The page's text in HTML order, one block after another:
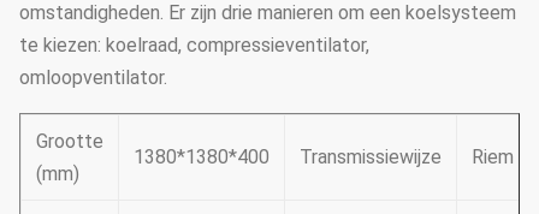
omstandigheden. Er zijn drie manieren om een koelsysteem
te kiezen: koelraad, compressieventilator,
omloopventilator.
Grootte
(mm)
1380*1380*400 Transmissiewijze Riem